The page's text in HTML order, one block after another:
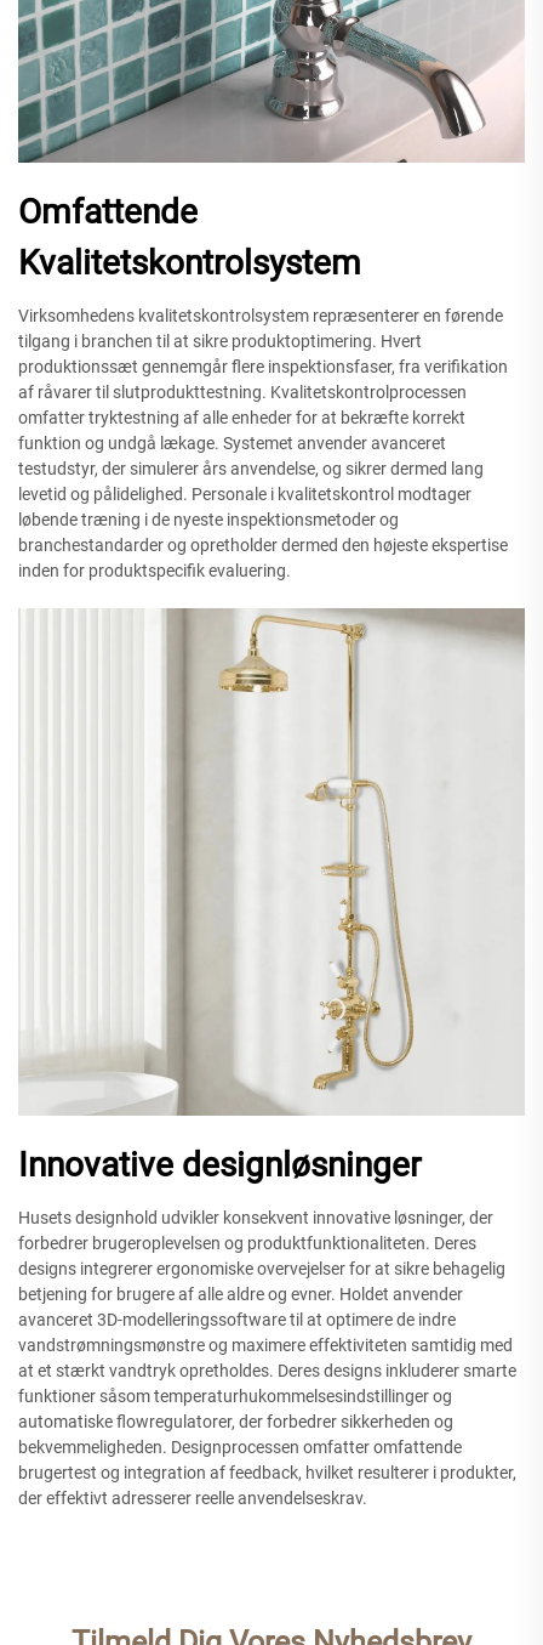
Omfattende
Kvalitetskontrolsystem
Virksomhedens kvalitetskontrolsystem repræsenterer en førende
tilgang i branchen til at sikre produktoptimering. Hvert
produktionssæt gennemgår flere inspektionsfaser, fra verifikation
af råvarer til slutprodukttestning. Kvalitetskontrolprocessen
omfatter tryktestning af alle enheder for at bekræfte korrekt
funktion og undgå lækage. Systemet anvender avanceret
testudstyr, der simulerer års anvendelse, og sikrer dermed lang
levetid og pålidelighed. Personale i kvalitetskontrol modtager
løbende træning i de nyeste inspektionsmetoder og
branchestandarder og opretholder dermed den højeste ekspertise
inden for produktspecifik evaluering.
Innovative designløsninger
Husets designhold udvikler konsekvent innovative løsninger, der
forbedrer brugeroplevelsen og produktfunktionaliteten. Deres
designs integrerer ergonomiske overvejelser for at sikre behagelig
betjening for brugere af alle aldre og evner. Holdet anvender
avanceret 3D-modelleringssoftware til at optimere de indre
vandstrømningsmønstre og maximere effektiviteten samtidig med
at et stærkt vandtryk opretholdes. Deres designs inkluderer smarte
funktioner såsom temperaturhukommelsesindstillinger og
automatiske flowregulatorer, der forbedrer sikkerheden og
bekvemmeligheden. Designprocessen omfatter omfattende
brugertest og integration af feedback, hvilket resulterer i produkter,
der effektivt adresserer reelle anvendelseskrav.